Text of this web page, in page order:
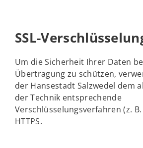
SSL-
Um die Sicherheit Ihrer Daten
Übertragung zu schützen,
der Hansestadt Salzwedel dem
der Technik entsprechende
Verschlüsselungsverfahren (z. B.
HTTPS.